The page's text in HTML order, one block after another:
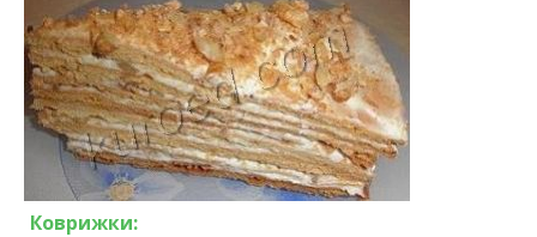
Коврижки: